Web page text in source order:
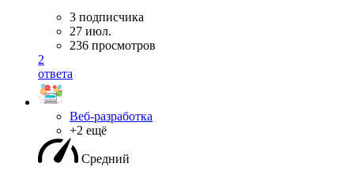
3 подписчика
27 июл.
236 просмотров
2
ответа
Веб-разработка
+2 ещё
Средний